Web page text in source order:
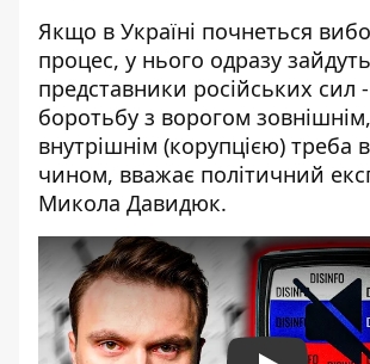
Якщо в Україні почнеться
процес, у нього одразу зайдуть
представники російських сил -
боротьбу з ворогом
внутрішнім (корупцією) треба
чином, вважає політичний
Микола Давидюк.